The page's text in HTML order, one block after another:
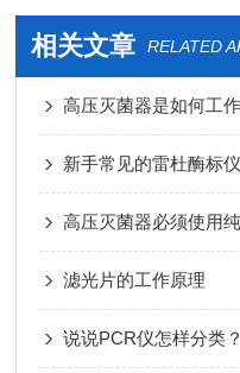
相关文章 RELATED
高压灭菌器是如何工
新手常见的雷杜酶标
高压灭菌器必须使用
滤光片的工作原理
说说PCR仪怎样分类？